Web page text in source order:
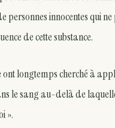
innocentes qui ne
de cette substance.
longtemps cherché à
le sang au-delà de
».